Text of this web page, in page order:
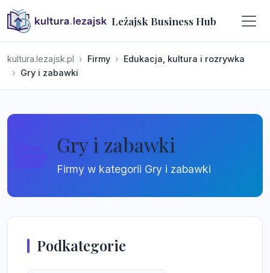
Leżajsk Business Hub
kultura.lezajsk.pl Firmy
Edukacja, kultura i rozrywka
Gry i zabawki
Gry i zabawki
Firmy w kategorii Gry i zabawki
Podkategorie